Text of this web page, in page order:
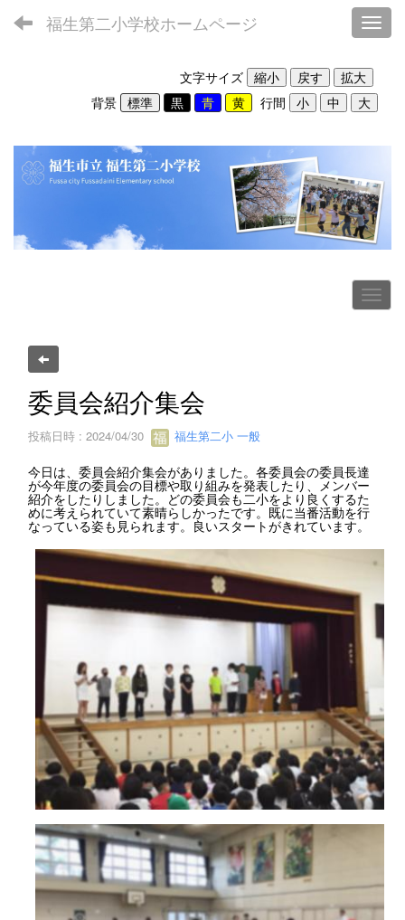
福生第二小学校ホームページ
文字サイズ
背景
行間
委員会紹介集会
投稿日時 : 2024/04/30 福生第二小 一般
今日は、委員会紹介集会がありました。各委員会の委員長達
が今年度の委員会の目標や取り組みを発表したり、メンバー
紹介をしたりしました。どの委員会も二小をより良くするた
めに考えられていて素晴らしかったです。既に当番活動を行
なっている姿も見られます。良いスタートがきれています。